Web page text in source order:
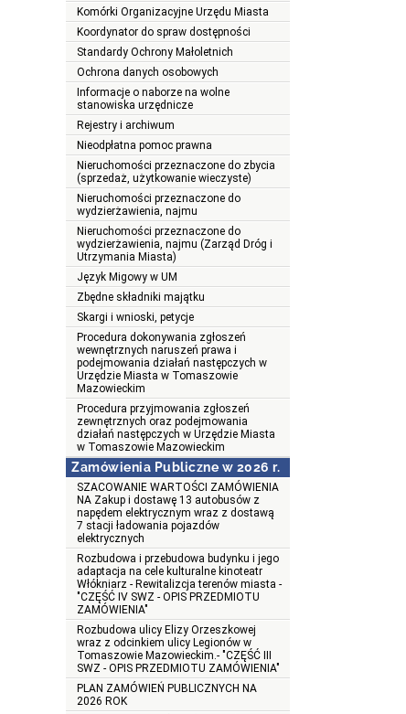
Komórki Organizacyjne Urzędu Miasta
Koordynator do spraw dostępności
Standardy Ochrony Małoletnich
Ochrona danych osobowych
Informacje o naborze na wolne
stanowiska urzędnicze
Rejestry i archiwum
Nieodpłatna pomoc prawna
Nieruchomości przeznaczone do zbycia
(sprzedaż, użytkowanie wieczyste)
Nieruchomości przeznaczone do
wydzierżawienia, najmu
Nieruchomości przeznaczone do
wydzierżawienia, najmu (Zarząd Dróg i
Utrzymania Miasta)
Język Migowy w UM
Zbędne składniki majątku
Skargi i wnioski, petycje
Procedura dokonywania zgłoszeń
wewnętrznych naruszeń prawa i
podejmowania działań następczych w
Urzędzie Miasta w Tomaszowie
Mazowieckim
Procedura przyjmowania zgłoszeń
zewnętrznych oraz podejmowania
działań następczych w Urzędzie Miasta
w Tomaszowie Mazowieckim
Zamówienia Publiczne w 2026 r.
SZACOWANIE WARTOŚCI ZAMÓWIENIA
NA Zakup i dostawę 13 autobusów z
napędem elektrycznym wraz z dostawą
7 stacji ładowania pojazdów
elektrycznych
Rozbudowa i przebudowa budynku i jego
adaptacja na cele kulturalne kinoteatr
Włókniarz - Rewitalizcja terenów miasta -
"CZĘŚĆ IV SWZ - OPIS PRZEDMIOTU
ZAMÓWIENIA"
Rozbudowa ulicy Elizy Orzeszkowej
wraz z odcinkiem ulicy Legionów w
Tomaszowie Mazowieckim.- "CZĘŚĆ III
SWZ - OPIS PRZEDMIOTU ZAMÓWIENIA"
PLAN ZAMÓWIEŃ PUBLICZNYCH NA
2026 ROK